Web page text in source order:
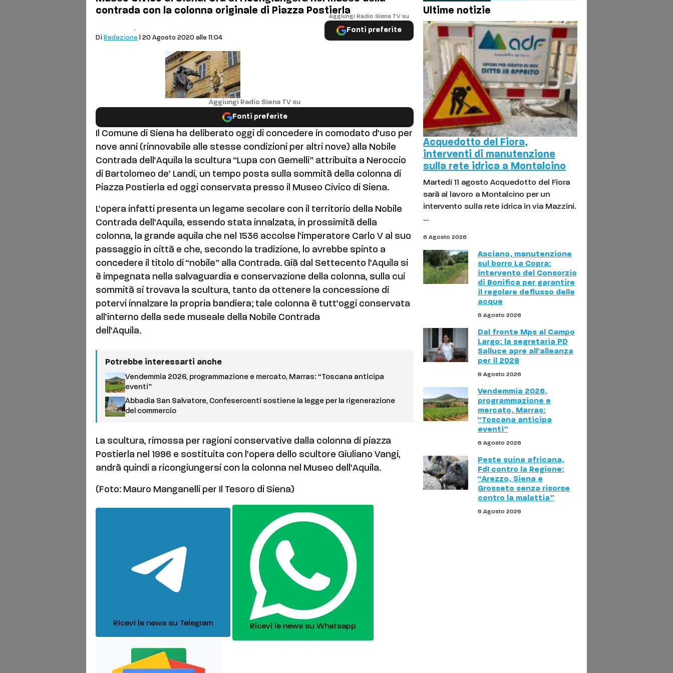
contrada con la colonna originale di Piazza Postierla
Di Redazione | 20 Agosto 2020 alle 11:04
Aggiungi Radio Siena TV su
Fonti preferite
Aggiungi Radio Siena TV su
Fonti preferite
Il Comune di Siena ha deliberato oggi di concedere in comodato d’uso per
nove anni (rinnovabile alle stesse condizioni per altri nove) alla Nobile
Contrada dell’Aquila la scultura “Lupa con Gemelli” attribuita a Neroccio
di Bartolomeo de’ Landi, un tempo posta sulla sommità della colonna di
Piazza Postierla ed oggi conservata presso il Museo Civico di Siena.
L’opera infatti presenta un legame secolare con il territorio della Nobile
Contrada dell’Aquila, essendo stata innalzata, in prossimità della
colonna, la grande aquila che nel 1536 accolse l’imperatore Carlo V al suo
passaggio in città e che, secondo la tradizione, lo avrebbe spinto a
concedere il titolo di “nobile” alla Contrada. Già dal Settecento l’Aquila si
è impegnata nella salvaguardia e conservazione della colonna, sulla cui
sommità si trovava la scultura, tanto da ottenere la concessione di
potervi innalzare la propria bandiera; tale colonna è tutt’oggi conservata
all’interno della sede museale della Nobile Contrada
dell’Aquila.
Potrebbe interessarti anche
Vendemmia 2026, programmazione e mercato, Marras: “Toscana anticipa
eventi”
Abbadia San Salvatore, Confesercenti sostiene la legge per la rigenerazione
del commercio
La scultura, rimossa per ragioni conservative dalla colonna di piazza
Postierla nel 1996 e sostituita con l’opera dello scultore Giuliano Vangi,
andrà quindi a ricongiungersi con la colonna nel Museo dell’Aquila.
(Foto: Mauro Manganelli per Il Tesoro di Siena)
Ricevi le news su Telegram Ricevi le news su Whatsapp
Ultime notizie
Acquedotto del Fiora,
interventi di manutenzione
sulla rete idrica a Montalcino
Martedì 11 agosto Acquedotto del Fiora
sarà al lavoro a Montalcino per un
intervento sulla rete idrica in via Mazzini.
…
6 Agosto 2026
Asciano, manutenzione
sul borro La Copra:
intervento del Consorzio
di Bonifica per garantire
il regolare deflusso delle
acque
6 Agosto 2026
Dal fronte Mps al Campo
Largo: la segretaria PD
Salluce apre all'alleanza
per il 2028
6 Agosto 2026
Vendemmia 2026,
programmazione e
mercato, Marras:
“Toscana anticipa
eventi”
6 Agosto 2026
Peste suina africana,
FdI contro la Regione:
“Arezzo, Siena e
Grosseto senza risorse
contro la malattia”
6 Agosto 2026